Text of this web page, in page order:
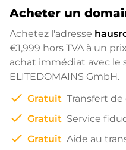
Acheter un
Achetez l'adresse
€1,999 hors TVA à un
achat immédiat avec le
ELITEDOMAINS GmbH.
check Gratuit Transfert
check Gratuit Service
check Gratuit Aide au